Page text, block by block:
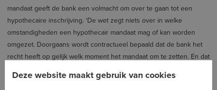
mandaat geeft de bank een volmacht om over te gaan tot een
hypothecaire inschrijving. ‘De wet zegt niets over in welke
omstandigheden een hypothecair mandaat mag of kan worden
omgezet. Doorgaans wordt contractueel bepaald dat de bank het
recht heeft op gelijk welk moment het mandaat om te zetten. En dat
kredietgever’, zegt Febelfin.
Deze website maakt gebruik van cookies